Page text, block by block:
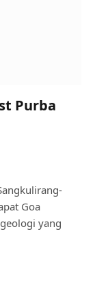
Purba
Goa
yang